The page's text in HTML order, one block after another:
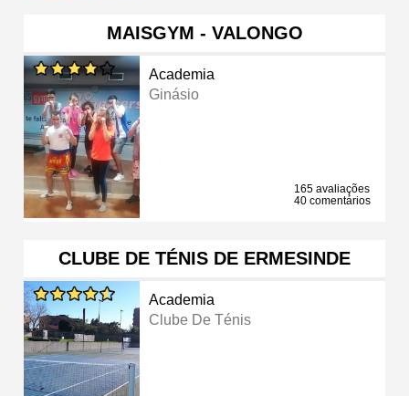
MAISGYM - VALONGO
Academia
Ginásio
165 avaliações
40 comentários
CLUBE DE TÉNIS DE ERMESINDE
Academia
Clube De Ténis